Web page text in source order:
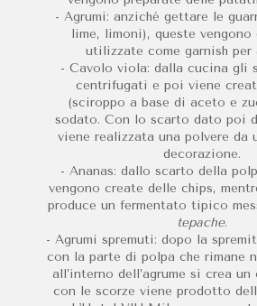
- Agrumi: anziché gettare le
lime, limoni), queste vengono
utilizzate come garnish per
- Cavolo viola: dalla cucina gli
centrifugati e poi viene
(sciroppo a base di aceto e
sodato. Con lo scarto dato poi
viene realizzata una polvere da
decorazione.
- Ananas: dallo scarto della
vengono create delle chips,
produce un fermentato tipico
tepache.
- Agrumi spremuti: dopo la
con la parte di polpa che rimane
all’interno dell’agrume si crea
con le scorze viene prodotto